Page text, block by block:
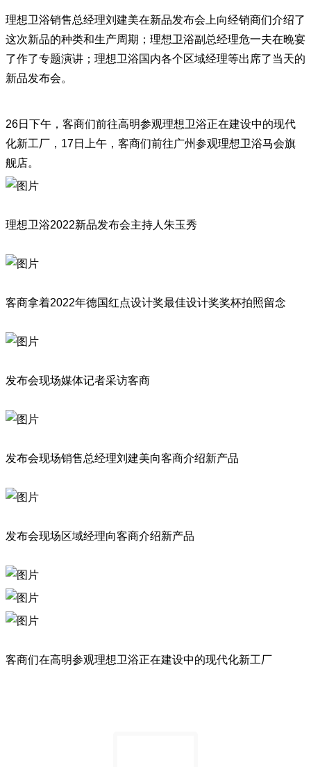
理想卫浴销售总经理刘建美在新品发布会上向经销商们介绍了
这次新品的种类和生产周期；理想卫浴副总经理危一夫在晚宴
了作了专题演讲；理想卫浴国内各个区域经理等出席了当天的
新品发布会。
26日下午，客商们前往高明参观理想卫浴正在建设中的现代
化新工厂，17日上午，客商们前往广州参观理想卫浴马会旗
舰店。
理想卫浴2022新品发布会主持人朱玉秀
客商拿着2022年德国红点设计奖最佳设计奖奖杯拍照留念
发布会现场媒体记者采访客商
发布会现场销售总经理刘建美向客商介绍新产品
发布会现场区域经理向客商介绍新产品
客商们在高明参观理想卫浴正在建设中的现代化新工厂